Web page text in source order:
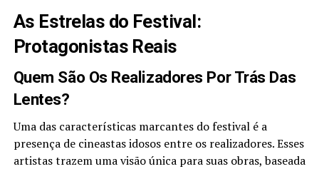
As Estrelas do Festival:
Protagonistas Reais
Quem São Os Realizadores Por Trás Das
Lentes?
Uma das características marcantes do festival é a
presença de cineastas idosos entre os realizadores. Esses
artistas trazem uma visão única para suas obras, baseada